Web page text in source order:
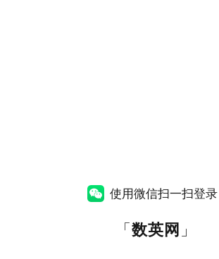
使用微信扫一扫登录
「数英网 」